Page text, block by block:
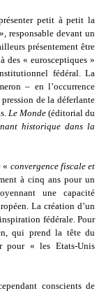
petit à petit la
responsable devant un
présentement être
des « eurosceptiques »
fédéral. La
– en l’occurrence
de la déferlante
Le Monde(éditorial du
historique dans la
« convergence fiscale et
à cinq ans pour un
une capacité
La création d’un
fédérale. Pour
qui prend la tête du
pour « les Etats-Unis
conscients de